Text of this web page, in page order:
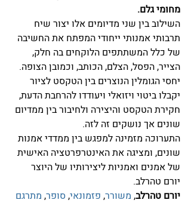
מחומי גלם.
השילוב בין שני מדיומים אלו יצור שיח
תרבותי אמנותי ייחודי המפתח את החשיבה
של כלל המשתתפים הלוקחים בה חלק,
הצייר, הפסל, הצלם, הכותב, וכמובן הצופה.
יחסי הגומלין הנוצרים בין הטקסט לציור
יקבלו ביטוי ויזואלי ויעודדו להרחבת הדעת,
חקירת הטקסט והיצירה ולחיבור בין ממדיום
שונים אך נושקים זה לזה.
התערוכה מזמינה למפגש בין ממדדי אמנות
שונים, ומציגה את האינטרפרטציה האישית
של אמנים ואמניות ליצירותיו של היוצר
יורם טהרלב.
יורם טהרלב, משורר, פזמונאי, סופר, מתרגם